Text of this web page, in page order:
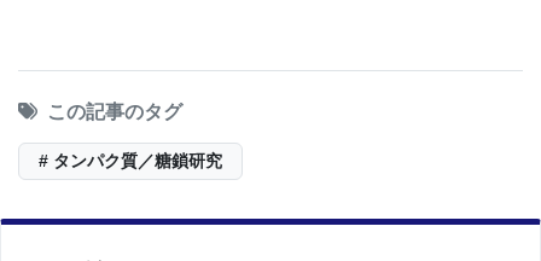
かりを与えることができます」とリー博士は述べて
います。
News release
この記事のタグ
# タンパク質／糖鎖研究